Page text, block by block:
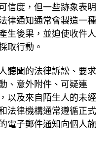
信度，但一些跡象表明
律通知通常會製造一種
生後果，並迫使收件人
取行動。
聽聞的法律訴訟、要求
、意外附件、可疑連
以及來自陌生人的未經
法律機構通常遵循正式
電子郵件通知向個人施